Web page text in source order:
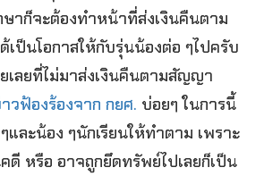
ษาก็จะต้องทำหน้าที่ส่งเงินคืนตาม
ป็นโอกาสให้กับรุ่นน้องต่อ ๆไปครับ
เลยที่ไม่มาส่งเงินคืนตามสัญญา
วฟ้องร้องจาก กยศ. บ่อยๆ ในการนี้
และน้อง ๆนักเรียนให้ทำตาม เพราะ
หรือ อาจถูกยึดทรัพย์ไปเลยก็เป็น